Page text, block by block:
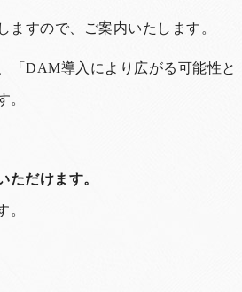
ますので、ご案内いたします。
「 DAM導入により広がる可能性と
。
だけます。
。